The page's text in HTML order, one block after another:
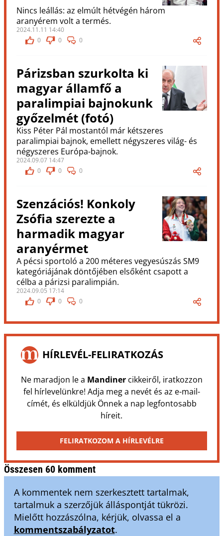
Nincs leállás: az elmúlt hétvégén három
aranyérem volt a termés.
2024.11.11 14:40
0
0 0
Párizsban szurkolta ki
magyar államfő a
paralimpiai bajnokunk
győzelmét (fotó)
Kiss Péter Pál mostantól már kétszeres
paralimpiai bajnok, emellett négyszeres világ- és
négyszeres Európa-bajnok.
2024.09.07 14:47
0
0 0
Szenzációs! Konkoly
Zsófia szerezte a
harmadik magyar
aranyérmet
A pécsi sportoló a 200 méteres vegyesúszás SM9
kategóriájának döntőjében elsőként csapott a
célba a párizsi paralimpián.
2024.09.05 17:14
0
0 0
HÍRLEVÉL-FELIRATKOZÁS
Ne maradjon le a Mandinercikkeiről, iratkozzon
fel hírlevelünkre! Adja meg a nevét és az e-mail-
címét, és elküldjük Önnek a nap legfontosabb
híreit.
FELIRATKOZOM A HÍRLEVÉLRE
Összesen 60 komment
A kommentek nem szerkesztett tartalmak,
tartalmuk a szerzőjük álláspontját tükrözi.
Mielőtt hozzászólna, kérjük, olvassa el a
kommentszabályzatot.